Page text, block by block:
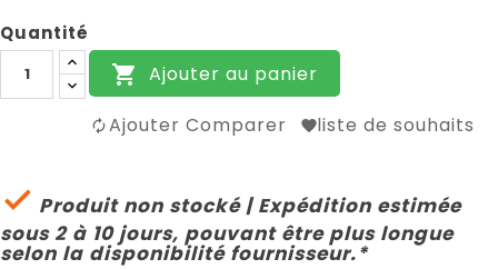
Quantité
 Ajouter au panier
Ajouter Comparer liste de souhaits
 Produit non stocké | Expédition estimée
sous 2 à 10 jours, pouvant être plus longue
selon la disponibilité fournisseur.*